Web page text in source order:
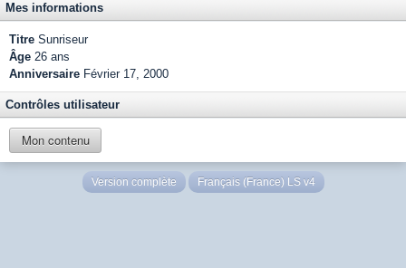
Mes informations
Titre Sunriseur
Âge 26 ans
Anniversaire Février 17, 2000
Contrôles utilisateur
Mon contenu
Version complète Français (France) LS v4